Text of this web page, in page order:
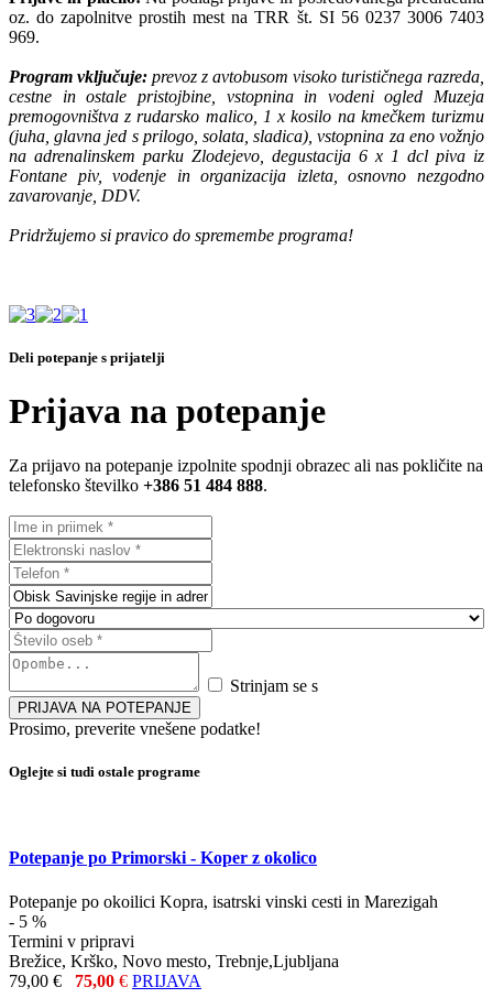
oz. do zapolnitve prostih mest na TRR št. SI 56 0237 3006 7403
969.
Program vključuje: prevoz z avtobusom visoko turističnega razreda,
cestne in ostale pristojbine, vstopnina in vodeni ogled Muzeja
premogovništva z rudarsko malico, 1 x kosilo na kmečkem turizmu
(juha, glavna jed s prilogo, solata, sladica), vstopnina za eno vožnjo
na adrenalinskem parku Zlodejevo, degustacija 6 x 1 dcl piva iz
Fontane piv, vodenje in organizacija izleta, osnovno nezgodno
zavarovanje, DDV.
Pridržujemo si pravico do spremembe programa!
Deli potepanje s prijatelji
Prijava na potepanje
Za prijavo na potepanje izpolnite spodnji obrazec ali nas pokličite na
telefonsko številko +386 51 484 888.
Strinjam se s
Prosimo, preverite vnešene podatke!
Oglejte si tudi ostale programe
Potepanje po Primorski - Koper z okolico
Potepanje po okoilici Kopra, isatrski vinski cesti in Marezigah
- 5 %
Termini v pripravi
Brežice, Krško, Novo mesto, Trebnje,Ljubljana
79,00 €
75,00 € PRIJAVA